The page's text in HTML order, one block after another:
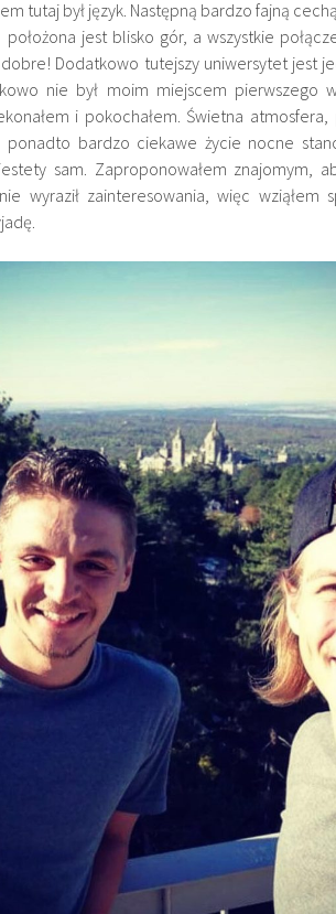
tutaj był język. Następną bardzo fajną
jest blisko gór, a wszystkie
dobre! Dodatkowo tutejszy uniwersytet jest
nie był moim miejscem pierwszego
i pokochałem. Świetna
bardzo ciekawe życie nocne
sam. Zaproponowałem znajomym,
wyraził zainteresowania, więc wziąłem